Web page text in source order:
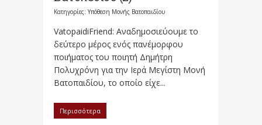
Κατηγορίες: Υπόθεση Μονής Βατοπαιδίου
VatopaidiFriend: Αναδημοσιεύουμε το
δεύτερο μέρος ενός πανέμορφου
ποιήματος του ποιητή Δημήτρη
Πολυχρόνη για την Ιερά Μεγίστη Μονή
Βατοπαιδίου, το οποίο είχε...
Περισσότερα